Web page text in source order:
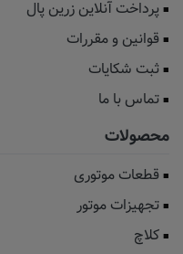
پرداخت آنلاین زرین پال
قوانین و مقررات
ثبت شکایات
تماس با ما
محصولات
قطعات موتوری
تجهیزات موتور
کلاچ